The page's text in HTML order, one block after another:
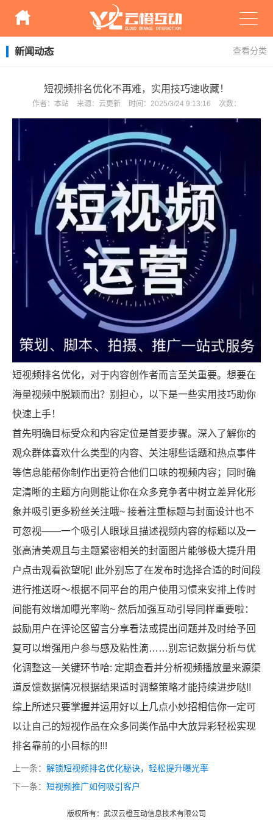
新闻动态 查看分类
短视频排名优化不再难，实用技巧速收藏！
作者： 本站 来源： 云更新 时间： 2025/3/24 9:13:16 次数：
短视频排名优化，对于内容创作者而言至关重要。想要在
海量视频中脱颖而出？别担心，以下是一些实用技巧助你
快速上手！
首先明确目标受众和内容定位是首要步骤。深入了解你的
观众群体喜欢什么类型的内容、关注哪些话题和热点事件
等信息能帮你制作出更符合他们口味的视频内容；同时确
定清晰的主题方向则能让你在众多竞争者中树立差异化形
象并吸引更多粉丝关注哦~ 接着注重标题与封面设计也不
可忽视——一个吸引人眼球且描述视频内容的标题以及一
张高清美观且与主题紧密相关的封面图片能够极大提升用
户点击观看欲望呢! 此外别忘了在发布时选择合适的时间段
进行推送呀～根据不同平台的用户使用习惯来安排上传时
间能有效增加曝光率哟~ 然后加强互动引导同样重要啦：
鼓励用户在评论区留言分享看法或提出问题并及时给予回
复可以增强用户参与感及粘性滴……别忘记数据分析与优
化调整这一关键环节哈: 定期查看并分析视频播放量来源渠
道反馈数据情况根据结果适时调整策略才能持续进步哒!!
综上所述只要掌握并运用好以上几点小妙招相信你一定可
以让自己的短视作品在众多同类作品中大放异彩轻松实现
排名靠前的小目标的!!!
上一条： 解锁短视频排名优化秘诀，轻松提升曝光率
下一条： 短视频推广如何吸引客户
版权所有：武汉云橙互动信息技术有限公司